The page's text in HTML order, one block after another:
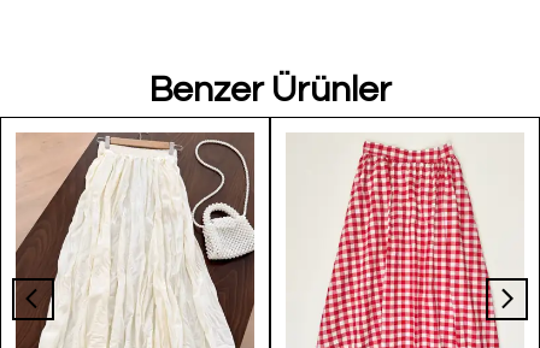
Benzer Ürünler